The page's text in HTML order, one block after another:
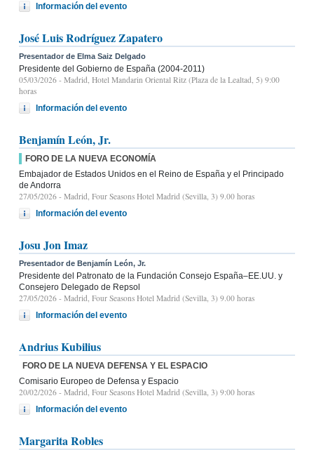
Información del evento
José Luis Rodríguez Zapatero
Presentador de Elma Saiz Delgado
Presidente del Gobierno de España (2004-2011)
05/03/2026 - Madrid, Hotel Mandarin Oriental Ritz (Plaza de la Lealtad, 5) 9:00
horas
Información del evento
Benjamín León, Jr.
FORO DE LA NUEVA ECONOMÍA
Embajador de Estados Unidos en el Reino de España y el Principado
de Andorra
27/05/2026 - Madrid, Four Seasons Hotel Madrid (Sevilla, 3) 9.00 horas
Información del evento
Josu Jon Imaz
Presentador de Benjamín León, Jr.
Presidente del Patronato de la Fundación Consejo España–EE.UU. y
Consejero Delegado de Repsol
27/05/2026 - Madrid, Four Seasons Hotel Madrid (Sevilla, 3) 9.00 horas
Información del evento
Andrius Kubilius
FORO DE LA NUEVA DEFENSA Y EL ESPACIO
Comisario Europeo de Defensa y Espacio
20/02/2026 - Madrid, Four Seasons Hotel Madrid (Sevilla, 3) 9:00 horas
Información del evento
Margarita Robles